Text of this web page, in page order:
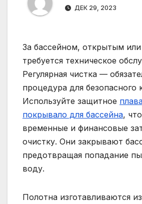
ДЕК 29, 2023
За бассейном, открытым
требуется техническое
Регулярная чистка —
процедура для безопасного
Используйте защитное
покрывало для бассейна,
временные и финансовые
очистку. Они закрывают
предотвращая попадание
воду.
Полотна изготавливаются